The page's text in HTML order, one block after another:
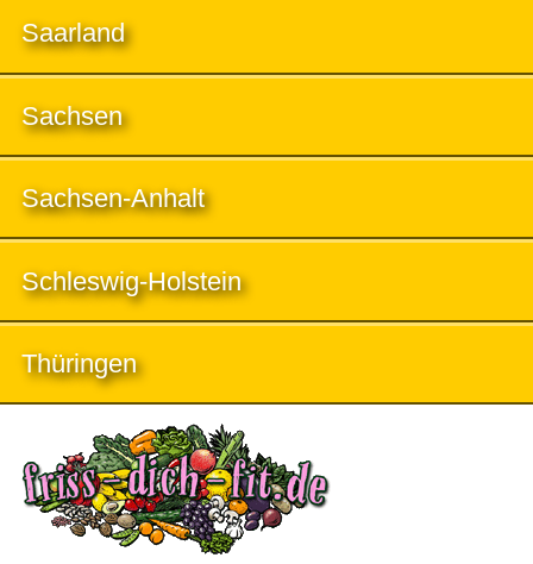
Saarland
Sachsen
Sachsen-Anhalt
Schleswig-Holstein
Thüringen